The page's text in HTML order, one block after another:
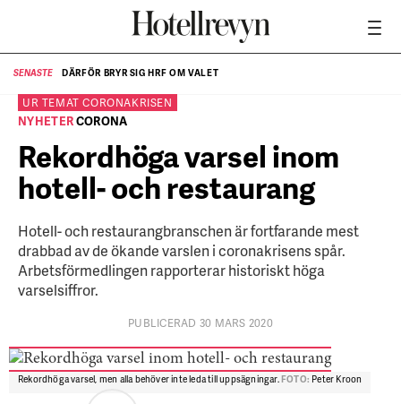
SENASTE DÄRFÖR BRYR SIG HRF OM VALET
UR TEMATCORONAKRISEN
NYHETERCORONA
Rekordhöga varsel inom
hotell- och restaurang
Hotell- och restaurangbranschen är fortfarande mest
drabbad av de ökande varslen i coronakrisens spår.
Arbetsförmedlingen rapporterar historiskt höga
varselsiffror.
PUBLICERAD 30 MARS 2020
Rekordhöga varsel, men alla behöver inte leda till uppsägningar.FOTO: Peter Kroon